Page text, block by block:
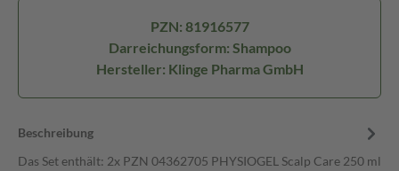
PZN: 81916577
Darreichungsform: Shampoo
Hersteller: Klinge Pharma GmbH
Beschreibung
Das Set enthält: 2x PZN 04362705 PHYSIOGEL Scalp Care 250 ml